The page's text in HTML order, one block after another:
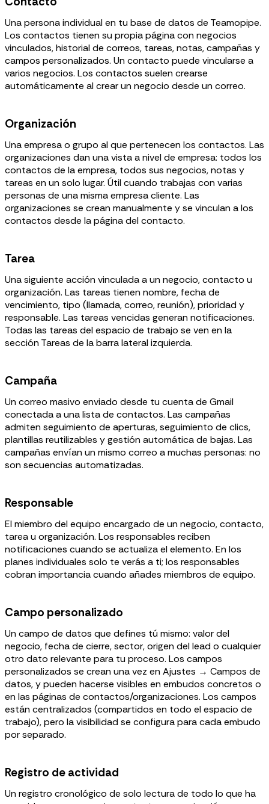
Una persona individual en tu base de datos de Teamopipe.
Los contactos tienen su propia página con negocios
vinculados, historial de correos, tareas, notas, campañas y
campos personalizados. Un contacto puede vincularse a
varios negocios. Los contactos suelen crearse
automáticamente al crear un negocio desde un correo.
Organización
Una empresa o grupo al que pertenecen los contactos. Las
organizaciones dan una vista a nivel de empresa: todos los
contactos de la empresa, todos sus negocios, notas y
tareas en un solo lugar. Útil cuando trabajas con varias
personas de una misma empresa cliente. Las
organizaciones se crean manualmente y se vinculan a los
contactos desde la página del contacto.
Tarea
Una siguiente acción vinculada a un negocio, contacto u
organización. Las tareas tienen nombre, fecha de
vencimiento, tipo (llamada, correo, reunión), prioridad y
responsable. Las tareas vencidas generan notificaciones.
Todas las tareas del espacio de trabajo se ven en la
sección Tareas de la barra lateral izquierda.
Campaña
Un correo masivo enviado desde tu cuenta de Gmail
conectada a una lista de contactos. Las campañas
admiten seguimiento de aperturas, seguimiento de clics,
plantillas reutilizables y gestión automática de bajas. Las
campañas envían un mismo correo a muchas personas: no
son secuencias automatizadas.
Responsable
El miembro del equipo encargado de un negocio, contacto,
tarea u organización. Los responsables reciben
notificaciones cuando se actualiza el elemento. En los
planes individuales solo te verás a ti; los responsables
cobran importancia cuando añades miembros de equipo.
Campo personalizado
Un campo de datos que defines tú mismo: valor del
negocio, fecha de cierre, sector, origen del lead o cualquier
otro dato relevante para tu proceso. Los campos
personalizados se crean una vez en Ajustes → Campos de
datos, y pueden hacerse visibles en embudos concretos o
en las páginas de contactos/organizaciones. Los campos
están centralizados (compartidos en todo el espacio de
trabajo), pero la visibilidad se configura para cada embudo
por separado.
Registro de actividad
Un registro cronológico de solo lectura de todo lo que ha